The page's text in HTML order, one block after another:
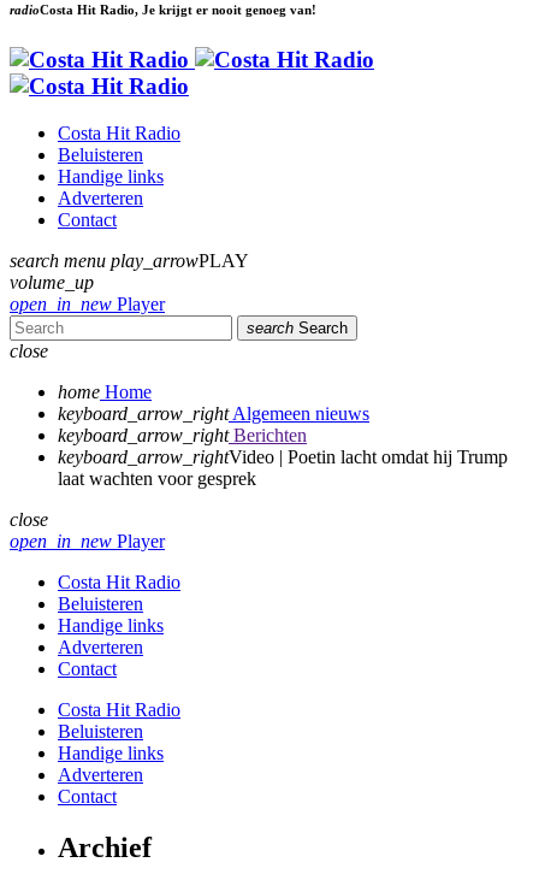
radioCosta Hit Radio, Je krijgt er nooit genoeg van!
Costa Hit Radio
Beluisteren
Handige links
Adverteren
Contact
search menu play_arrowPLAY
volume_up
open_in_new Player
search Search
close
home Home
keyboard_arrow_right Algemeen nieuws
keyboard_arrow_right Berichten
keyboard_arrow_rightVideo | Poetin lacht omdat hij Trump
laat wachten voor gesprek
close
open_in_new Player
Costa Hit Radio
Beluisteren
Handige links
Adverteren
Contact
Costa Hit Radio
Beluisteren
Handige links
Adverteren
Contact
Archief